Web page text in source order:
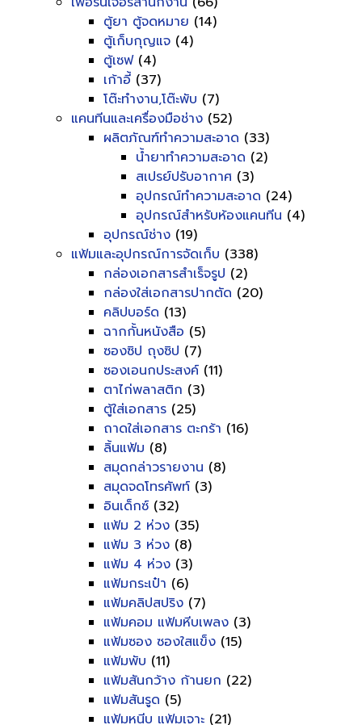
ตู้ยา ตู้จดหมาย (14)
ตู้เก็บกุญแจ (4)
ตู้เซฟ(4)
เก้าอี้ (37)
โต๊ะทำงาน,โต๊ะพับ (7)
แคนทีนและเครื่องมือช่าง (52)
ผลิตภัณฑ์ทำความสะอาด (33)
น้ำยาทำความสะอาด (2)
สเปรย์ปรับอากาศ (3)
อุปกรณ์ทำความสะอาด (24)
อุปกรณ์สำหรับห้องแคนทีน (4)
อุปกรณ์ช่าง (19)
แฟ้มและอุปกรณ์การจัดเก็บ (338)
กล่องเอกสารสำเร็จรูป (2)
กล่องใส่เอกสารปากตัด (20)
คลิปบอร์ด (13)
ฉากกั้นหนังสือ (5)
ซองซิป ถุงซิป (7)
ซองเอนกประสงค์ (11)
ตาไก่พลาสติก (3)
ตู้ใส่เอกสาร (25)
ถาดใส่เอกสาร ตะกร้า (16)
ลิ้นแฟ้ม (8)
สมุดกล่าวรายงาน (8)
สมุดจดโทรศัพท์ (3)
อินเด็กซ์ (32)
แฟ้ม 2 ห่วง (35)
แฟ้ม 3 ห่วง (8)
แฟ้ม 4 ห่วง (3)
แฟ้มกระเป๋า (6)
แฟ้มคลิปสปริง (7)
แฟ้มคอม แฟ้มหีบเพลง (3)
แฟ้มซอง ซองใสแข็ง (15)
แฟ้มพับ (11)
แฟ้มสันกว้าง ก้านยก (22)
แฟ้มสันรูด (5)
แฟ้มหนีบ แฟ้มเจาะ (21)